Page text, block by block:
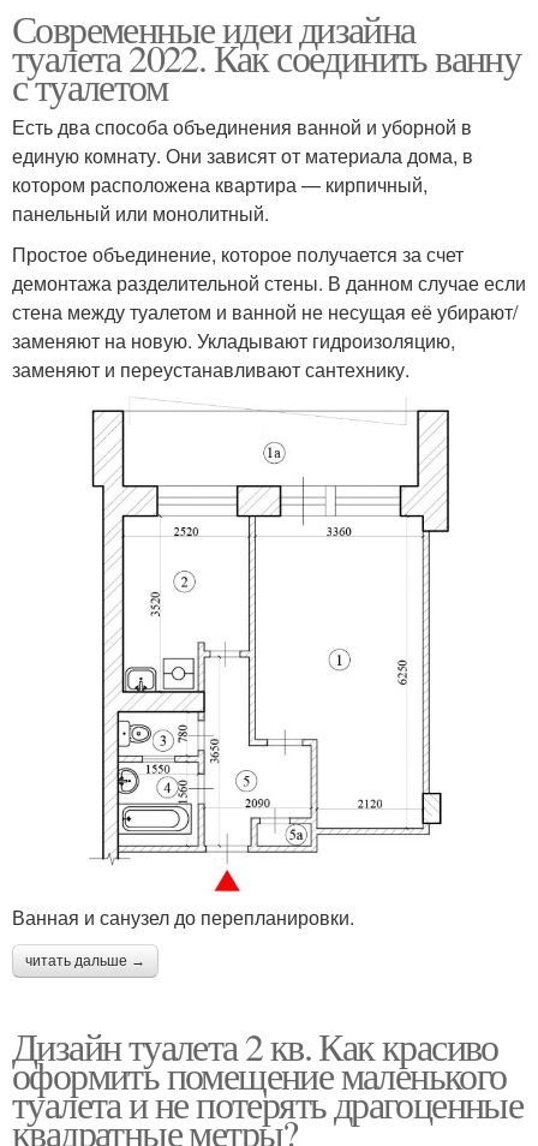
Современные идеи дизайна
туалета 2022. Как соединить ванну
с туалетом
Есть два способа объединения ванной и уборной в
единую комнату. Они зависят от материала дома, в
котором расположена квартира — кирпичный,
панельный или монолитный.
Простое объединение, которое получается за счет
демонтажа разделительной стены. В данном случае если
стена между туалетом и ванной не несущая её убирают/
заменяют на новую. Укладывают гидроизоляцию,
заменяют и переустанавливают сантехнику.
Ванная и санузел до перепланировки.
читать дальше →
Дизайн туалета 2 кв. Как красиво
оформить помещение маленького
туалета и не потерять драгоценные
квадратные метры?